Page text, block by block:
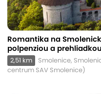
Romantika na
polpenziou a prehliadkou
2,51 km
Smolenice,
centrum SAV Smolenice)